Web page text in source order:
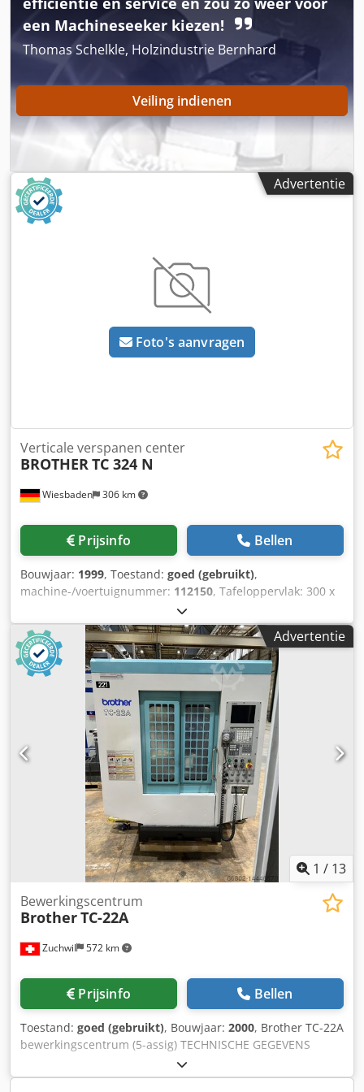
een Machineseeker kiezen!
Thomas Schelkle, Holzindustrie Bernhard
Veiling indienen
Advertentie
Foto's aanvragen
Wiesbaden 306 km
Verticale verspanen center
BROTHERTC 324 N
Prijsinfo Bellen
Bouwjaar: 1999, Toestand: goed (gebruikt),
machine-/voertuignummer: 112150, Tafeloppervlak: 300 x
500 mm Reizen x / y / z: 420/300/250 mm
Spindelbevestiging: BT 30 klein / groot Afstandstafel /
spindel: Dsdpfsf Sainox Ab Sjkr Spiltoerentallen: ca. 10 -
10000 rpm Voeding: ca. 5 - 10000 mm / min. Snelle
doortocht: x u. y / z 25/20 m / min. Spindelaandrijving: 7
kW Elektriciteit. Verbinding: 400 V, ca. 9 kVA kW Benodigde
ruimte: 2500 x 1500 x 1450 mm Gewicht: ca. 2800 kg
Advertentie
1 / 13
Zuchwil 572 km
Bewerkingscentrum
BrotherTC-22A
Prijsinfo Bellen
Toestand: goed (gebruikt), Bouwjaar: 2000, Brother TC-22A
bewerkingscentrum (5-assig) TECHNISCHE GEGEVENS
Aantal assen: 5 X-as: 500 mm Y-as: 410 mm Z-as: 610 mm
Spiltoerental: 12`000 tpm Dkodpfxeq E N Ume Ab Sjr